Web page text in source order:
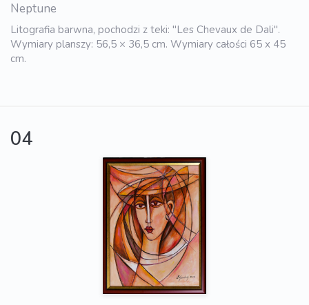
Neptune
Litografia barwna, pochodzi z teki: "Les Chevaux de Dali".
Wymiary planszy: 56,5 × 36,5 cm. Wymiary całości 65 x 45
cm.
04